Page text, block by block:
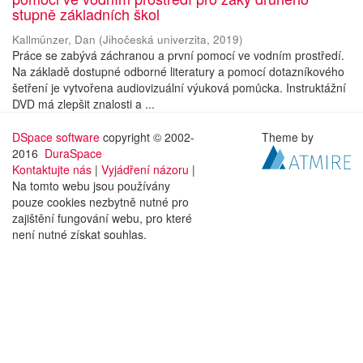
stupně základních škol
Kallmünzer, Dan (Jihočeská univerzita, 2019)
Práce se zabývá záchranou a první pomocí ve vodním prostředí.
Na základě dostupné odborné literatury a pomocí dotazníkového
šetření je vytvořena audiovizuální výuková pomůcka. Instruktážní
DVD má zlepšit znalosti a ...
DSpace software copyright © 2002-
2016 DuraSpace
Kontaktujte nás | Vyjádření názoru |
Na tomto webu jsou používány
pouze cookies nezbytně nutné pro
zajištění fungování webu, pro které
není nutné získat souhlas.
Theme by